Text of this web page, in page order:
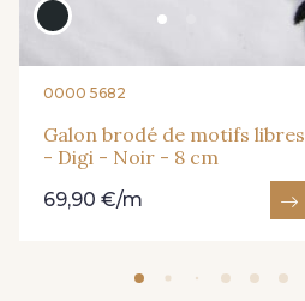
0000 5682
Galon brodé de motifs libres
- Digi - Noir - 8 cm
69,90 €/m